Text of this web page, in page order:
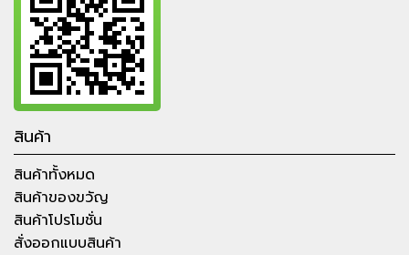
สินค้า
สินค้าทั้งหมด
สินค้าของขวัญ
สินค้าโปรโมชั่น
สั่งออกแบบสินค้า